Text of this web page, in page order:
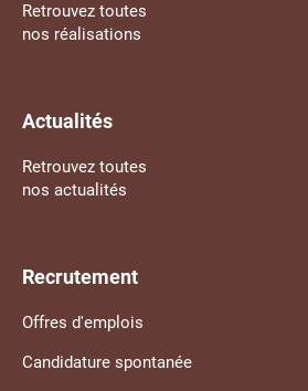
Retrouvez toutes
nos réalisations
Actualités
Retrouvez toutes
nos actualités
Recrutement
Offres d'emplois
Candidature spontanée